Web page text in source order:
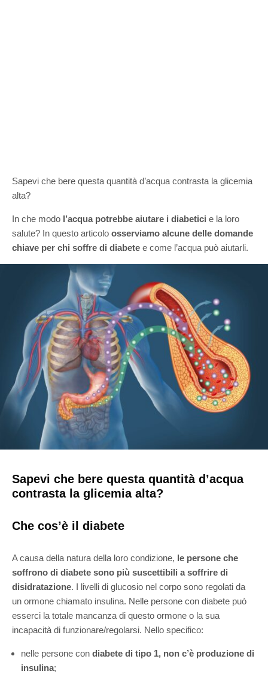
Sapevi che bere questa quantità d’acqua contrasta la glicemia
alta?
In che modo l’acqua potrebbe aiutare i diabetici e la loro
salute? In questo articolo osserviamo alcune delle domande
chiave per chi soffre di diabete e come l’acqua può aiutarli.
Sapevi che bere questa quantità d’acqua
contrasta la glicemia alta?
Che cos’è il diabete
A causa della natura della loro condizione, le persone che
soffrono di diabete sono più suscettibili a soffrire di
disidratazione. I livelli di glucosio nel corpo sono regolati da
un ormone chiamato insulina. Nelle persone con diabete può
esserci la totale mancanza di questo ormone o la sua
incapacità di funzionare/regolarsi. Nello specifico:
nelle persone con diabete di tipo 1, non c’è produzione di
insulina;